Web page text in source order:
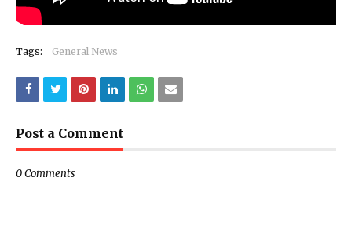
Tags: General News
Post a Comment
0 Comments